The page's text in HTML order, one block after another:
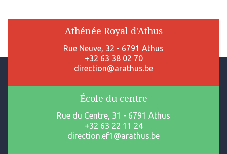
Athénée Royal d'Athus
Rue Neuve, 32 - 6791 Athus
+32 63 38 02 70
direction@arathus.be
École du centre
Rue du Centre, 31 - 6791 Athus
+32 63 22 11 24
direction.ef1@arathus.be